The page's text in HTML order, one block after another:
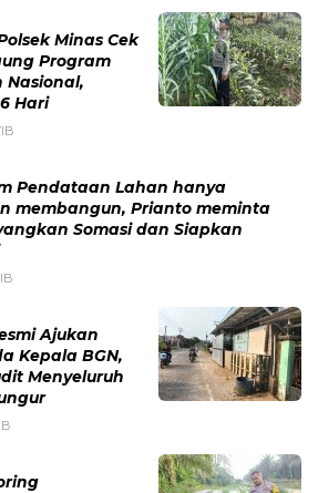
Minas Cek
Program
Nasional,
Hari
Pendataan Lahan hanya
membangun, Prianto meminta
Somasi dan Siapkan
Ajukan
Kepala BGN,
Menyeluruh